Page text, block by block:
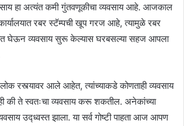
हा अत्यंत कमी गुंतवणूकीचा व्यवसाय आहे. आजकाल
रबर स्टॅम्पची खूप गरज आहे, त्यामुळे रबर
घेऊन व्यवसाय सुरू केल्यास घरबसल्या सहज आपला
रस्त्यावर आले आहेत, त्यांच्याकडे कोणताही व्यवसाय
की ते स्वतःचा व्यवसाय करू शकतील. अनेकांच्या
उद्ध्वस्त झाला. या सर्व गोष्टी पाहता आज आपण